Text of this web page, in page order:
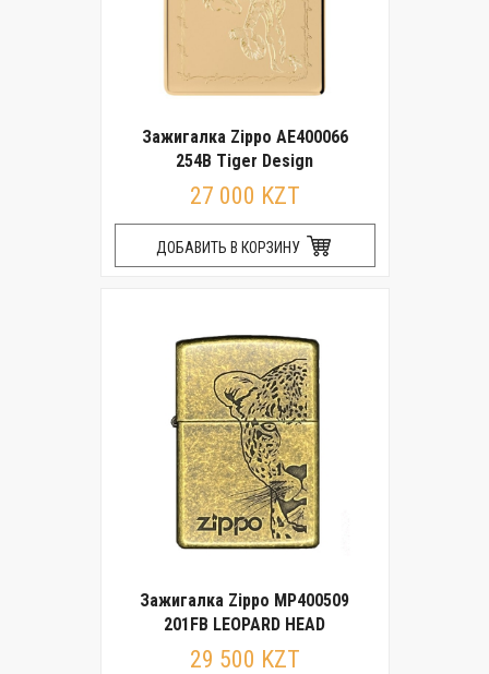
Зажигалка Zippo AE400066
254B Tiger Design
27 000 KZT
ДОБАВИТЬ В КОРЗИНУ
Зажигалка Zippo MP400509
201FB LEOPARD HEAD
29 500 KZT